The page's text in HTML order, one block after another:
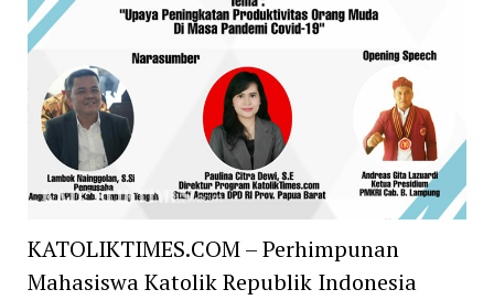
KATOLIKTIMES.COM – Perhimpunan
Mahasiswa Katolik Republik Indonesia